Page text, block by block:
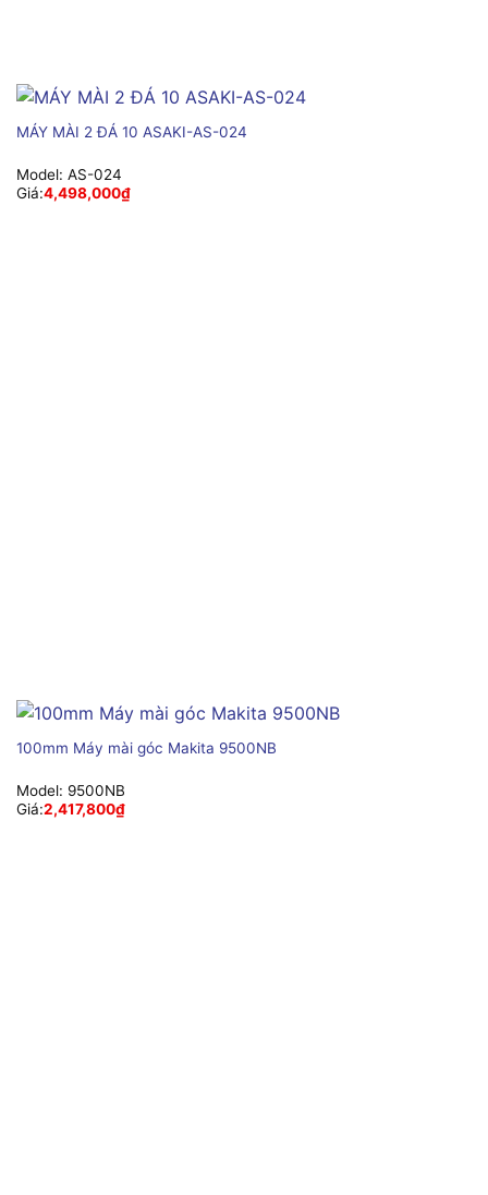
MÁY MÀI 2 ĐÁ 10 ASAKI-AS-024
Model: AS-024
Giá:4,498,000₫
100mm Máy mài góc Makita 9500NB
Model: 9500NB
Giá:2,417,800₫